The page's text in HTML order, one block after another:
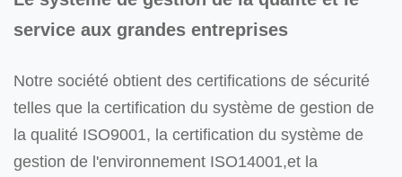
service aux grandes entreprises
Notre société obtient des certifications de sécurité
telles que la certification du système de gestion de
la qualité ISO9001, la certification du système de
gestion de l'environnement ISO14001,et la